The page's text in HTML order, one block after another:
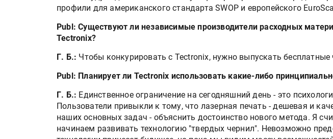
профили для американского стандарта SWOP и европейского
Publ: Существуют ли независимые производители расходных
Tectronix?
Г. Б.: Чтобы конкурировать с Tectronix, нужно выпускать бесплатные
Publ: Планирует ли Tectronix использовать какие-либо
Г. Б.: Единственное ограничение на сегодняшний день - это
Пользователи привыкли к тому, что лазерная печать - дешевая и
наших основных задач - объяснить достоинство нового метода. Я
начинаем развивать технологию "твердых чернил". Невозможно
запущен в компании «Сказитель»